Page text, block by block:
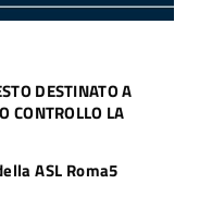
DESTINATO A
CONTROLLO LA
ASL Roma5